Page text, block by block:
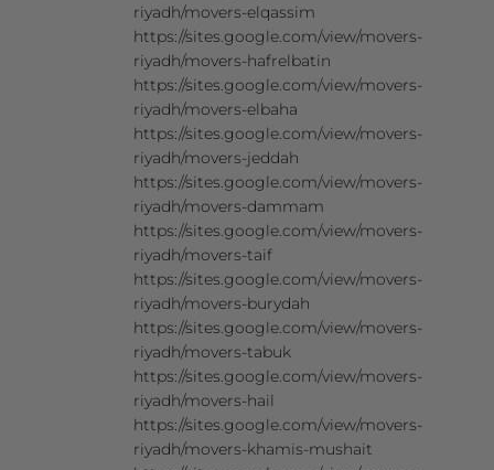
riyadh/movers-elqassim
https://sites.google.com/view/movers-
riyadh/movers-hafrelbatin
https://sites.google.com/view/movers-
riyadh/movers-elbaha
https://sites.google.com/view/movers-
riyadh/movers-jeddah
https://sites.google.com/view/movers-
riyadh/movers-dammam
https://sites.google.com/view/movers-
riyadh/movers-taif
https://sites.google.com/view/movers-
riyadh/movers-burydah
https://sites.google.com/view/movers-
riyadh/movers-tabuk
https://sites.google.com/view/movers-
riyadh/movers-hail
https://sites.google.com/view/movers-
riyadh/movers-khamis-mushait